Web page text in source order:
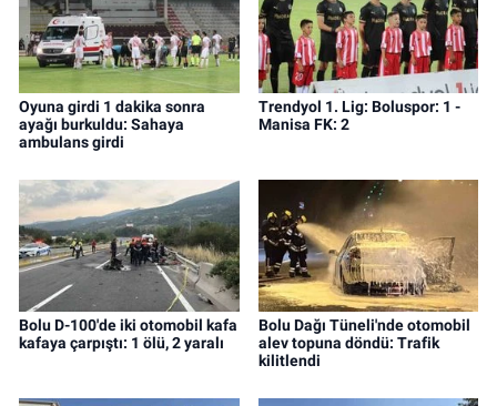
Oyuna girdi 1 dakika sonra
ayağı burkuldu: Sahaya
ambulans girdi
Trendyol 1. Lig: Boluspor: 1 -
Manisa FK: 2
Bolu D-100'de iki otomobil kafa
kafaya çarpıştı: 1 ölü, 2 yaralı
Bolu Dağı Tüneli'nde otomobil
alev topuna döndü: Trafik
kilitlendi